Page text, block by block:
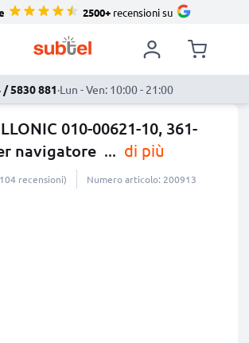
2500+recensioni su
/ 5830 881·Lun - Ven: 10:00 - 21:00
010-00621-10, 361-
navigatore ... di più
recensioni) Numero articolo: 200913